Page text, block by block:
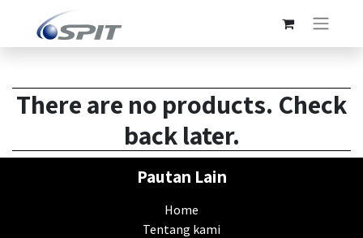
There are no products. Check
back later.
Pautan Lain
Home
Tentang kami